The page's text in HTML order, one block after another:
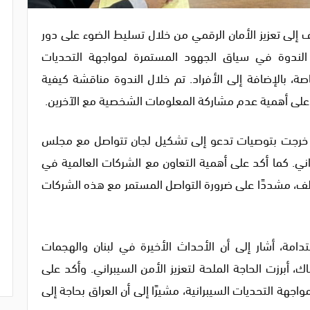
تعزيز الأمان الرقمي من خلال تسليط الضوء على دور
في سياق الجهود المستمرة لمواجهة التحديات
بالإضافة إلى الأفراد. تم خلال الندوة مناقشة كيفية
على أهمية عدم مشاركة المعلومات الشخصية مع الآخرين.
خرجت بتوصيات تدعو إلى تشكيل لجان تتواصل مع مجلس
كما أكد على أهمية التعاون مع الشركات العالمية في
مشددًا على ضرورة التواصل المستمر مع هذه الشركات
أشار إلى أن الأحداث الأخيرة في لبنان والهجمات
أبرزت الحاجة الملحة لتعزيز الأمن السيبراني. وأكد على
التحديات السيبرانية، مشيرًا إلى أن العراق بحاجة إلى